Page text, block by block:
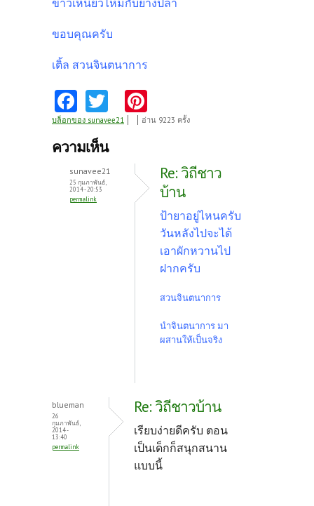
ข้าวเหนียวไหม่กับย่างปลา
ขอบคุณครับ
เติ้ล สวนจินตนาการ
Fa
ce
b
o
o
k
w
itt
er
nt
es
t
บล็อกของ sunavee21 อ่าน 9223 ครั้ง
ความเห็น
sunavee21
25 กุมภาพันธ์,
2014 - 20:53
permalink
Re: วิถีชาว
บ้าน
ป้ายาอยู่ไหนครับ
วันหลังไปจะได้
เอาผักหวานไป
ฝากครับ
สวนจินตนาการ
นำจินตนาการ มา
ผสานให้เป็นจริง
blueman
26
กุมภาพันธ์,
2014 -
13:40
permalink
Re: วิถีชาวบ้าน
เรียบง่ายดีครับ ตอน
เป็นเด็กก็สนุกสนาน
แบบนี้